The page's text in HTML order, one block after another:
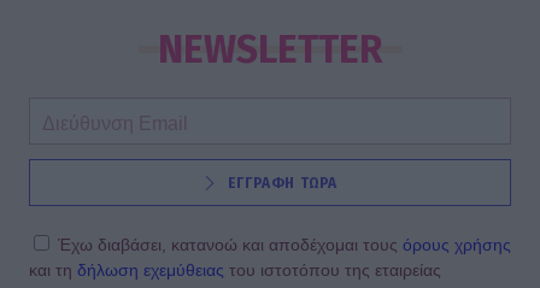
NEWSLETTER
ΕΓΓΡΑΦΗ ΤΩΡΑ
Έχω διαβάσει, κατανοώ και αποδέχομαι τους όρους χρήσης
και τη δήλωση εχεμύθειας του ιστοτόπου της εταιρείας